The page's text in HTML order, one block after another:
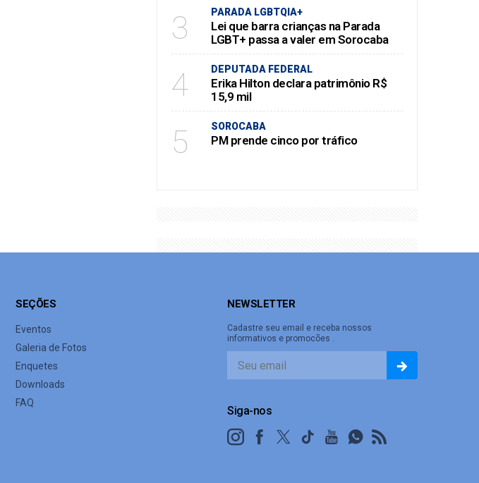
3 PARADA LGBTQIA+
Lei que barra crianças na Parada
LGBT+ passa a valer em Sorocaba
4 DEPUTADA FEDERAL
Erika Hilton declara patrimônio R$
15,9 mil
5 SOROCABA
PM prende cinco por tráfico
SEÇÕES
Eventos
Galeria de Fotos
Enquetes
Downloads
FAQ
NEWSLETTER
Cadastre seu email e receba nossos
informativos e promocões .
Siga-nos